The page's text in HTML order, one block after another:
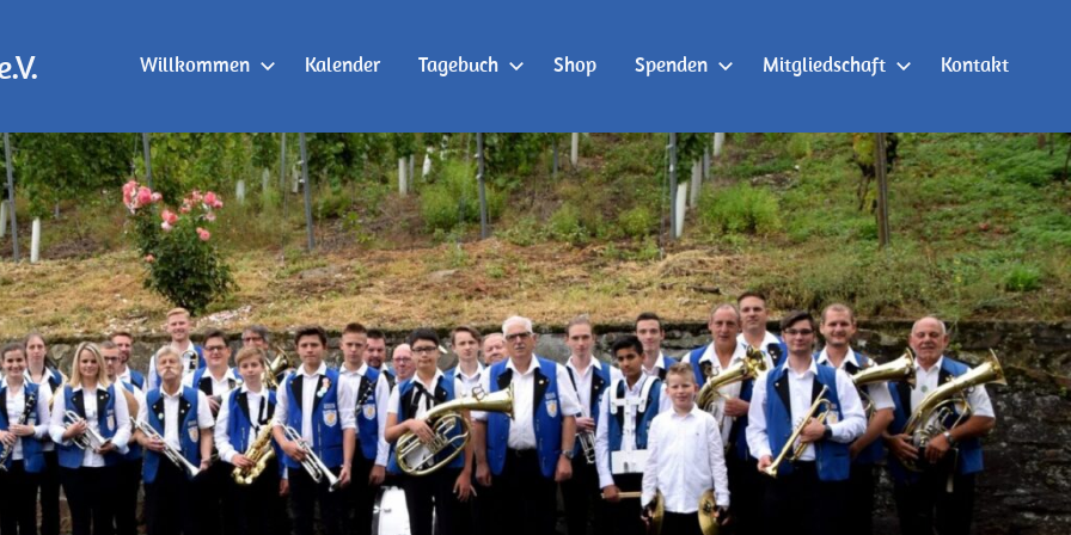
Willkommen Kalender Tagebuch Shop Spenden Mitgliedschaft Kontakt